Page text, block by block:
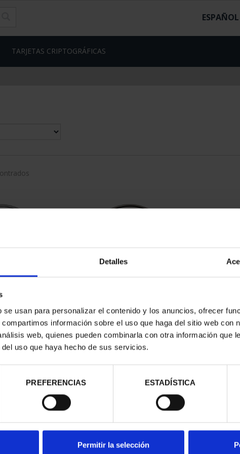
Detalles
usan para personalizar el contenido y los anuncios, ofrecer
información sobre el uso que haga del sitio web con
web, quienes pueden combinarla con otra información que
uso que haya hecho de sus servicios.
PREFERENCIAS ESTADÍSTICA
Permitir la selección
ESPAÑOL
TARJETAS CRIPTOGRÁFICAS
(2023) 8
€
MARGARITA SALAS (2024) 8
REALES
140,00 €